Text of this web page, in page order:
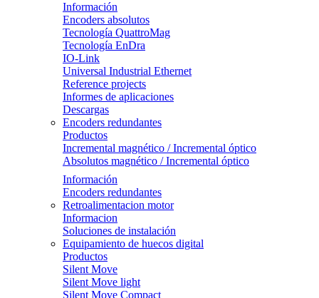
Información
Encoders absolutos
Tecnología QuattroMag
Tecnología EnDra
IO-Link
Universal Industrial Ethernet
Reference projects
Informes de aplicaciones
Descargas
Encoders redundantes
Productos
Incremental magnético / Incremental óptico
Absolutos magnético / Incremental óptico
Información
Encoders redundantes
Retroalimentacion motor
Informacion
Soluciones de instalación
Equipamiento de huecos digital
Productos
Silent Move
Silent Move light
Silent Move Compact